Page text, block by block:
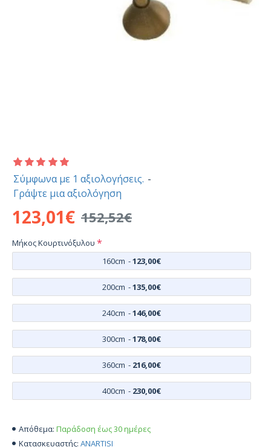
Απόθεμα: Παράδοση έως 30 ημέρες
Κατασκευαστής: ANARTISI
Σύμφωνα με 1 αξιολογήσεις. -
Γράψτε μια αξιολόγηση
123,01€ 152,52€
Μήκος Κουρτινόξυλου
160cm -123,00€
200cm -135,00€
240cm -146,00€
300cm -178,00€
360cm - 216,00€
400cm - 230,00€